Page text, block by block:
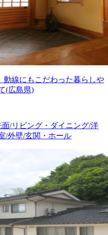
線にもこだわった暮らしや
(広島県)
/リビング・ダイニング/洋
/外壁/玄関・ホール